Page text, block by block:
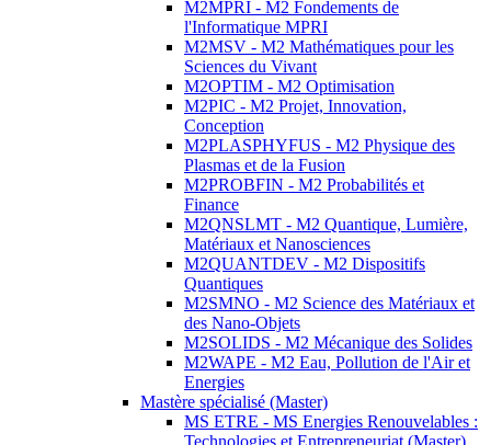
M2MPRI - M2 Fondements de
l'Informatique MPRI
M2MSV - M2 Mathématiques pour les
Sciences du Vivant
M2OPTIM - M2 Optimisation
M2PIC - M2 Projet, Innovation,
Conception
M2PLASPHYFUS - M2 Physique des
Plasmas et de la Fusion
M2PROBFIN - M2 Probabilités et
Finance
M2QNSLMT - M2 Quantique, Lumière,
Matériaux et Nanosciences
M2QUANTDEV - M2 Dispositifs
Quantiques
M2SMNO - M2 Science des Matériaux et
des Nano-Objets
M2SOLIDS - M2 Mécanique des Solides
M2WAPE - M2 Eau, Pollution de l'Air et
Energies
Mastère spécialisé (Master)
MS ETRE - MS Energies Renouvelables :
Technologies et Entrepreneuriat (Master)